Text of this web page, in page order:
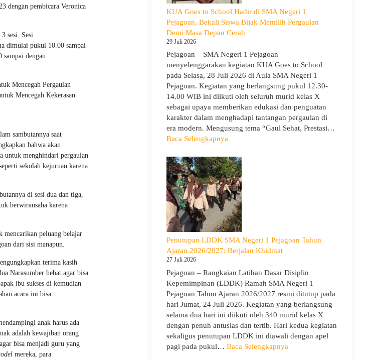
dengan pembicara Veronica
sesi. Sesi
dimulai pukul 10.00 sampai
dengan
Mencegah Pergaulan
Mencegah Kekerasan
sambutannya saat
bahwa akan
untuk menghindari pergaulan
sekolah kejuruan karena
di sesi dua dan tiga,
berwirausaha karena
mencarikan peluang belajar
dari sisi manapun.
terima kasih
Narasumber hebat agar bisa
ibu sukses di kemudian
acara ini bisa
anak harus ada
adalah kewajiban orang
bisa menjadi guru yang
odel mereka, para
Penguatan
Kapasitas
KUA Goes to School Hadir di SMA Negeri 1
Pejagoan, Bekali Siswa Bijak Memilih Pergaulan
Demi Masa Depan Cerah
29 Juli 2026
Pejagoan – SMA Negeri 1 Pejagoan
menyelenggarakan kegiatan KUA Goes to School
pada Selasa, 28 Juli 2026 di Aula SMA Negeri 1
Pejagoan. Kegiatan yang berlangsung pukul 12.30-
14.00 WIB ini diikuti oleh seluruh murid kelas X
sebagai upaya memberikan edukasi dan penguatan
karakter dalam menghadapi tantangan pergaulan di
era modern. Mengusung tema “Gaul Sehat, Prestasi…
Baca Selengkapnya
Goes
to
School
Hadir
di
SMA
Negeri
1
Pejagoan,
Bekali
Bijak
Memilih
Pergaulan
Demi
Masa
Depan
Cerah
Penutupan LDDK SMA Negeri 1 Pejagoan Tahun
Ajaran 2026/2027: Berjalan Khidmat
27 Juli 2026
Pejagoan – Rangkaian Latihan Dasar Disiplin
Kepemimpinan (LDDK) Ramah SMA Negeri 1
Pejagoan Tahun Ajaran 2026/2027 resmi ditutup pada
hari Jumat, 24 Juli 2026. Kegiatan yang berlangsung
selama dua hari ini diikuti oleh 340 murid kelas X
dengan penuh antusias dan tertib. Hari kedua kegiatan
sekaligus penutupan LDDK ini diawali dengan apel
pagi pada pukul… Baca Selengkapnya